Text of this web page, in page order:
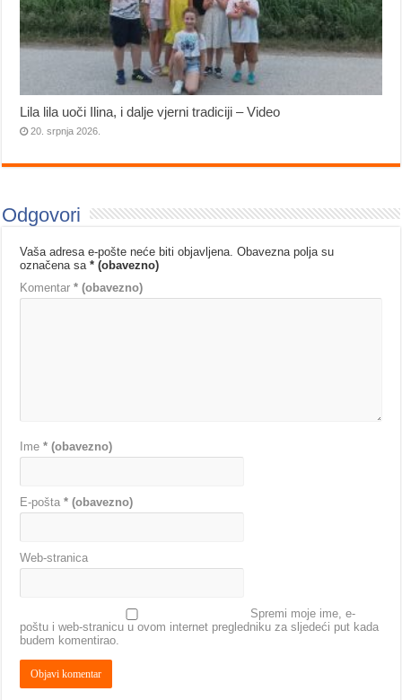
Lila lila uoči Ilina, i dalje vjerni tradiciji – Video
20. srpnja 2026.
Odgovori
Vaša adresa e-pošte neće biti objavljena. Obavezna polja su
označena sa* (obavezno)
Komentar* (obavezno)
Ime* (obavezno)
E-pošta* (obavezno)
Web-stranica
Spremi moje ime, e-
poštu i web-stranicu u ovom internet pregledniku za sljedeći put kada
budem komentirao.